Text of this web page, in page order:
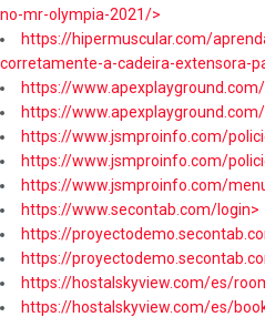
no-mr-olympia-2021/>
https://hipermuscular.com/
corretamente-a-cadeira-extensora-
https://
https://
https://www.jsmproinfo.com/
https://www.jsmproinfo.com/
https://www.jsmproinfo.com/
https://www.secontab.com/login>
https://
https://
https://hostalskyview.com/es/
https://hostalskyview.com/es/